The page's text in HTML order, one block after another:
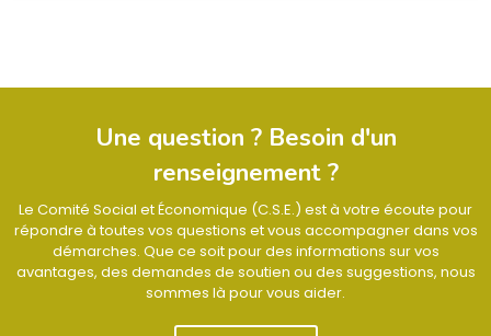
Une question ? Besoin d'un
renseignement ?
Le Comité Social et Économique (C.S.E.) est à votre écoute pour
répondre à toutes vos questions et vous accompagner dans vos
démarches. Que ce soit pour des informations sur vos
avantages, des demandes de soutien ou des suggestions, nous
sommes là pour vous aider.